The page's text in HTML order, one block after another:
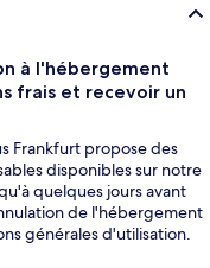
à l'hébergement
frais et recevoir un
Frankfurt propose des
disponibles sur notre
quelques jours avant
de l'hébergement
générales d'utilisation.